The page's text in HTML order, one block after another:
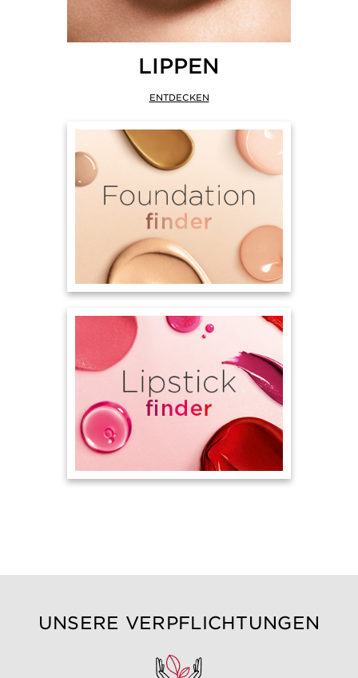
LIPPEN
ENTDECKEN
UNSERE VERPFLICHTUNGEN